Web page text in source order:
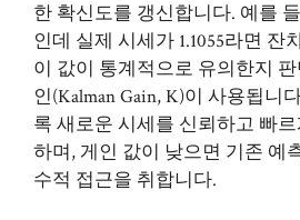
한 확신도를 갱신합니다. 예를
인데 실제 시세가 1.1055라면 잔
이 값이 통계적으로 유의한지
인(Kalman Gain, K)이 사용됩니
록 새로운 시세를 신뢰하고 빠
하며, 게인 값이 낮으면 기존 예
수적 접근을 취합니다.